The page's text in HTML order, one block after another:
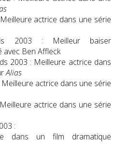
actrice dans une série
2003 : Meilleur baiser
avec Ben Affleck
2003 : Meilleure actrice dans
Alias
actrice dans une série
actrice dans une série
:
dans un film dramatique